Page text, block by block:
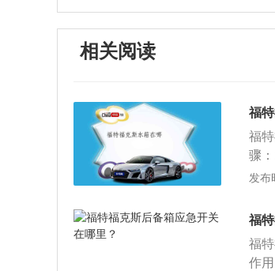
相关阅读
福
福
骤
盖
引
将
高
发布
福
福
作